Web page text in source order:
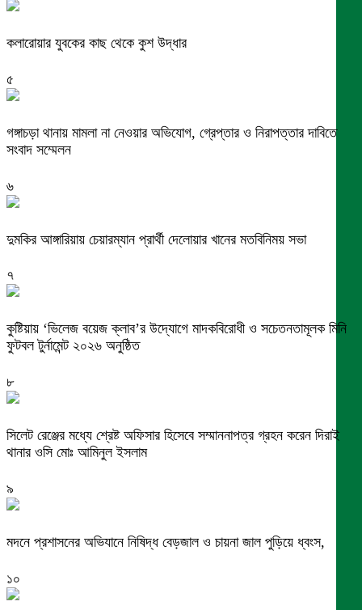
কলারোয়ার যুবকের কাছ থেকে কুশ উদ্ধার
৫
গঙ্গাচড়া থানায় মামলা না নেওয়ার অভিযোগ, গ্রেপ্তার ও নিরাপত্তার দাবিতে
সংবাদ সম্মেলন
৬
দুমকির আঙ্গারিয়ায় চেয়ারম্যান প্রার্থী দেলোয়ার খানের মতবিনিময় সভা
৭
কুষ্টিয়ায় ‘ভিলেজ বয়েজ ক্লাব’র উদ্যোগে মাদকবিরোধী ও সচেতনতামূলক মিনি
ফুটবল টুর্নামেন্ট ২০২৬ অনুষ্ঠিত
৮
সিলেট রেঞ্জের মধ্যে শ্রেষ্ট অফিসার হিসেবে সম্মাননাপত্র গ্রহন করেন দিরাই
থানার ওসি মোঃ আমিনুল ইসলাম
৯
মদনে প্রশাসনের অভিযানে নিষিদ্ধ বেড়জাল ও চায়না জাল পুড়িয়ে ধ্বংস,
১০